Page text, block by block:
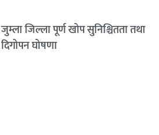
जुम्ला जिल्ला पूर्ण खोप सुनिश्चितता तथा
दिगोपन घोषणा